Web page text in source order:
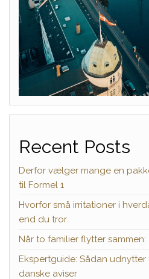
Recent Posts
Derfor vælger mange en
til Formel 1
Hvorfor små irritationer i
end du tror
Når to familier flytter sammen:
Ekspertguide: Sådan
danske aviser